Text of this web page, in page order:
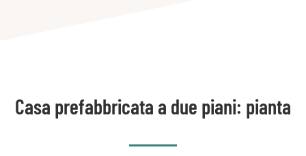
Casa prefabbricata a due piani: pianta